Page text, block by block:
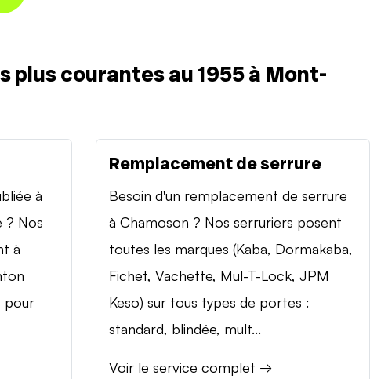
plus courantes au 1955 à Mont-
à
? Nos
à
pour
Remplacement de serrure
Besoin d'un remplacement de serrure
à Chamoson ? Nos serruriers posent
toutes les marques (Kaba, Dormakaba,
Fichet, Vachette, Mul-T-Lock, JPM
Keso) sur tous types de portes :
standard, blindée, mult...
Voir le service complet →